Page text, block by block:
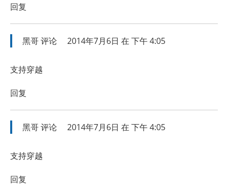
回复
黑哥评论 2014年7月6日 在 下午 4:05
支持穿越
回复
黑哥评论 2014年7月6日 在 下午 4:05
支持穿越
回复